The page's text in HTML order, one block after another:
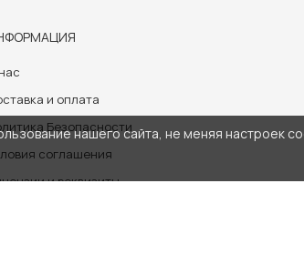
нашего сайта, не меняя настроек
и оплата
Безопасности
соглашения
и реквизиты